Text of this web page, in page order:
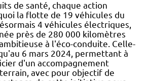
de santé, chaque action
la flotte de 19 véhicules du
4 véhicules électriques,
près de 280 000 kilomètres
à l'éco-conduite. Celle-
6 mars 2024, permettant à
d'un accompagnement
avec pour objectif de